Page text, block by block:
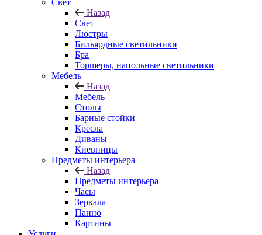
Свет
Назад
Свет
Люстры
Бильярдные светильники
Бра
Торшеры, напольные светильники
Мебель
Назад
Мебель
Столы
Барные стойки
Кресла
Диваны
Киевницы
Предметы интерьера
Назад
Предметы интерьера
Часы
Зеркала
Панно
Картины